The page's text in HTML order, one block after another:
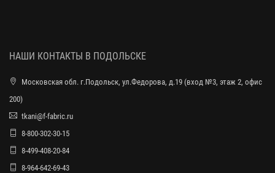
НАШИ КОНТАКТЫ В ПОДОЛЬСКЕ
Московская обл. г.Подольск, ул.Федорова, д.19 (вход №3, этаж 2, офис
200)
tkani@f-fabric.ru
8-800-302-30-15
8-499-408-20-84
8-964-642-69-43